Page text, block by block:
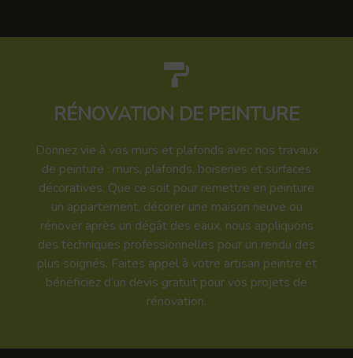
RÉNOVATION DE PEINTURE
Donnez vie à vos murs et plafonds avec nos travaux
de peinture : murs, plafonds, boiseries et surfaces
décoratives. Que ce soit pour remettre en peinture
un appartement, décorer une maison neuve ou
rénover après un dégât des eaux, nous appliquons
des techniques professionnelles pour un rendu des
plus soignés. Faites appel à votre artisan peintre et
bénéficiez d’un devis gratuit pour vos projets de
rénovation.